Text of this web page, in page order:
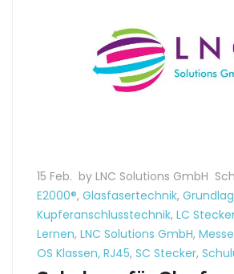
15 Feb. by LNC Solutions GmbH
E2000®, Glasfasertechnik,
Kupferanschlusstechnik, LC
Lernen, LNC Solutions GmbH,
OS Klassen, RJ45, SC Stecker,